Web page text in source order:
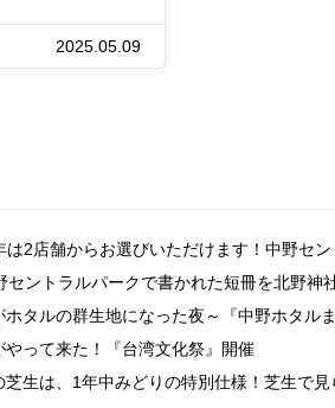
2025.05.09
は2店舗からお選びいただけます！中野セ
セントラルパークで書かれた短冊を北野神
タルの群生地になった夜～『中野ホタル
って来た！『台湾文化祭』開催
生は、1年中みどりの特別仕様！芝生で